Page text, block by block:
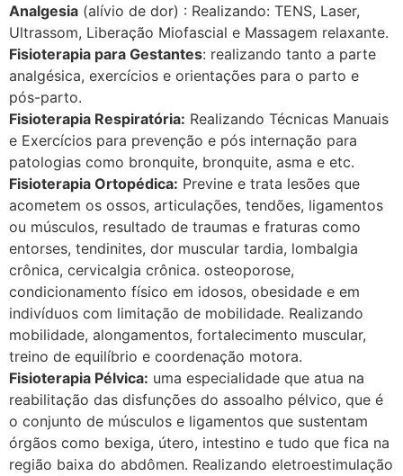
Analgesia (alívio de dor) : Realizando: TENS, Laser,
Ultrassom, Liberação Miofascial e Massagem relaxante.
Fisioterapia para Gestantes: realizando tanto a parte
analgésica, exercícios e orientações para o parto e
pós-parto.
Fisioterapia Respiratória: Realizando Técnicas Manuais
e Exercícios para prevenção e pós internação para
patologias como bronquite, bronquite, asma e etc.
Fisioterapia Ortopédica: Previne e trata lesões que
acometem os ossos, articulações, tendões, ligamentos
ou músculos, resultado de traumas e fraturas como
entorses, tendinites, dor muscular tardia, lombalgia
crônica, cervicalgia crônica. osteoporose,
condicionamento físico em idosos, obesidade e em
indivíduos com limitação de mobilidade. Realizando
mobilidade, alongamentos, fortalecimento muscular,
treino de equilíbrio e coordenação motora.
Fisioterapia Pélvica: uma especialidade que atua na
reabilitação das disfunções do assoalho pélvico, que é
o conjunto de músculos e ligamentos que sustentam
órgãos como bexiga, útero, intestino e tudo que fica na
região baixa do abdômen. Realizando eletroestimulação